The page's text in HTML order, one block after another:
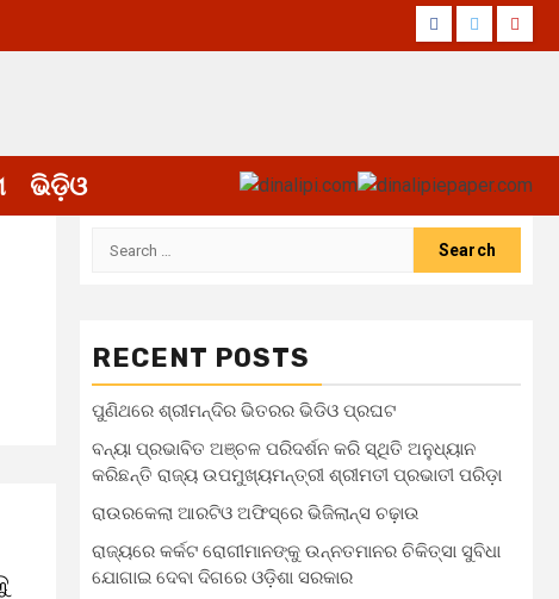
Facebook
Twitter
ଭିଡ଼ିଓ
Search
RECENT POSTS
ପୁଣିଥରେ ଶ୍ରୀମନ୍ଦିର ଭିତରର ଭିଡିଓ ପ୍ରଘଟ
ବନ୍ୟା ପ୍ରଭାବିତ ଅଞ୍ଚଳ ପରିଦର୍ଶନ କରି ସ୍ଥିତି ଅନୁଧ୍ୟାନ
କରିଛନ୍ତି ରାଜ୍ୟ ଉପମୁଖ୍ୟମନ୍ତ୍ରୀ ଶ୍ରୀମତୀ ପ୍ରଭାତୀ ପରିଡ଼ା
ରାଉରକେଲା ଆରଟିଓ ଅଫିସ୍‌ରେ ଭିଜିଲାନ୍ସ ଚଢ଼ାଉ
ରାଜ୍ୟରେ କର୍କଟ ରୋଗୀମାନଙ୍କୁ ଉନ୍ନତମାନର ଚିକିତ୍ସା ସୁବିଧା
ଯୋଗାଇ ଦେବା ଦିଗରେ ଓଡ଼ିଶା ସରକାର